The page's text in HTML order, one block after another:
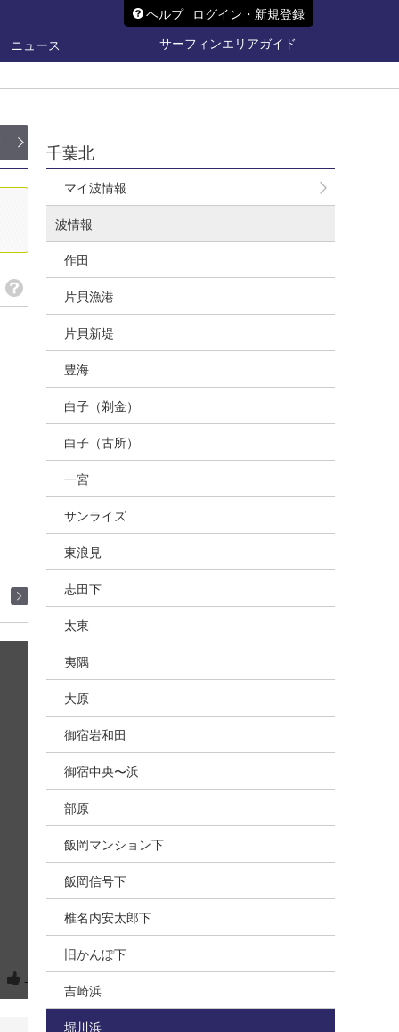
ヘルプ ログイン・新規登録
ニュース
サーフィンエリアガイド
-
千葉北
マイ波情報
波情報
作田
片貝漁港
片貝新堤
豊海
白子（剃金）
白子（古所）
一宮
サンライズ
東浪見
志田下
太東
夷隅
大原
御宿岩和田
御宿中央〜浜
部原
飯岡マンション下
飯岡信号下
椎名内安太郎下
旧かんぽ下
吉崎浜
堀川浜